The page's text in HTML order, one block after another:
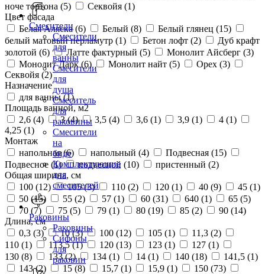
Смесители
Смесители
для
ванны
Смесители
для
душа
Смеситель
для
раковины
Смесители
на
биде
Комплектующие
для
смесителей
Раковины
Раковины
Сифоны
для
раковин
ноче тортона (5) Секвойя (1)
Цвет фасада
Белая Аляска (6) Белый (8) Белый глянец (15)
белый матовый перламутр (1) Бетон лофт (2)
Дуб крафт
золотой (6) Латте фактурный (5) Монолит Айсберг (3)
Монолит Дарк (6) Монолит найт (5) Орех (3)
Секвойя (2)
Назначение
для ванны (1)
Площадь ванной, м2
2,6 (4) 3 (4) 3,5 (4) 3,6 (1) 3,9 (1) 4 (1)
4,25 (1)
Монтаж
напольная (6) напольный (4) Подвесная (15)
Подвесное (1) подвесной (10) пристенный (2)
Общая ширина, см
100 (12) 105 (3) 110 (2) 120 (1) 40 (9) 45 (1)
50 (15) 55 (2) 57 (1) 60 (31) 640 (1) 65 (5)
70 (7) 75 (5) 79 (1) 80 (19) 85 (2) 90 (14)
Длина, см
0,3 (3) 10 (3) 100 (12) 105 (1) 11,3 (2)
110 (1) 113,5 (1) 120 (13) 123 (1) 127 (1)
130 (8) 133 (2) 134 (1) 14 (1) 140 (18) 141,5 (1)
143 (2) 15 (8) 15,7 (1) 15,9 (1) 150 (73)